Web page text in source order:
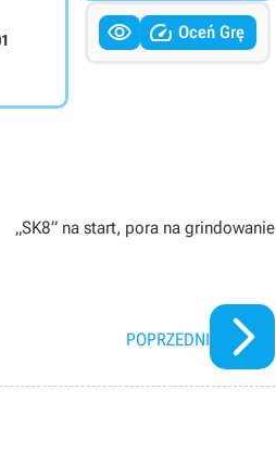
  Oceń Grę
„SK8” na start, pora na grindowanie
POPRZEDNI